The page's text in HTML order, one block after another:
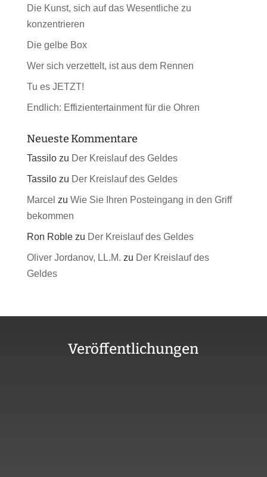
Die Kunst, sich auf das Wesentliche zu
konzentrieren
Die gelbe Box
Wer sich verzettelt, ist aus dem Rennen
Tu es JETZT!
Endlich: Effizientertainment für die Ohren
Neueste Kommentare
Tassilozu Der Kreislauf des Geldes
Tassilozu Der Kreislauf des Geldes
Marcel zu Wie Sie Ihren Posteingang in den Griff
bekommen
Ron Roblezu Der Kreislauf des Geldes
Oliver Jordanov, LL.M. zu Der Kreislauf des
Geldes
Veröffentlichungen